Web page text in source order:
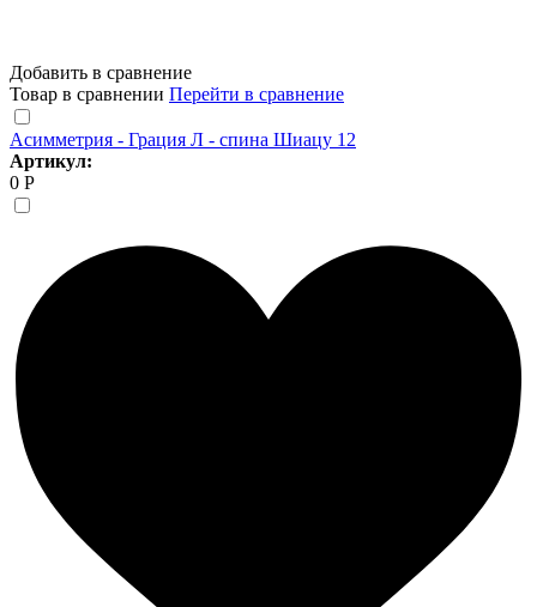
Добавить в сравнение
Товар в сравнении Перейти в сравнение
Асимметрия - Грация Л - спина Шиацу 12
Артикул:
0 Р